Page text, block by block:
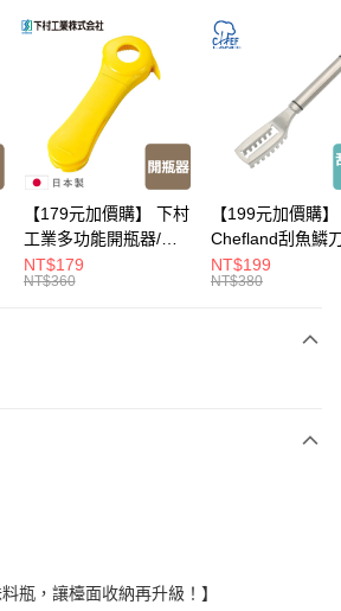
分期」，訂單成立後會自動跳轉到大哥付的交易
往確認交易或遇審核未通過，訂單將自動取
過狀況，表示未達大哥付你分期系統評分，恕無
「大哥付你分期」於每月結算日後寄送繳費提
可選擇「超商條碼／台灣大直營門市／銀行轉
含以上)免運費
【179元加價購】 下村
工業多功能開瓶器/開
瓶器/餐廚用品/料理道
具/任二件8折
NT$179
NT$360
【199元加價購】
Chefland刮魚鱗
魚鱗器/廚房用品/
道具/任二件8折
NT$199
NT$380
瓶，讓檯面收納再升級！】